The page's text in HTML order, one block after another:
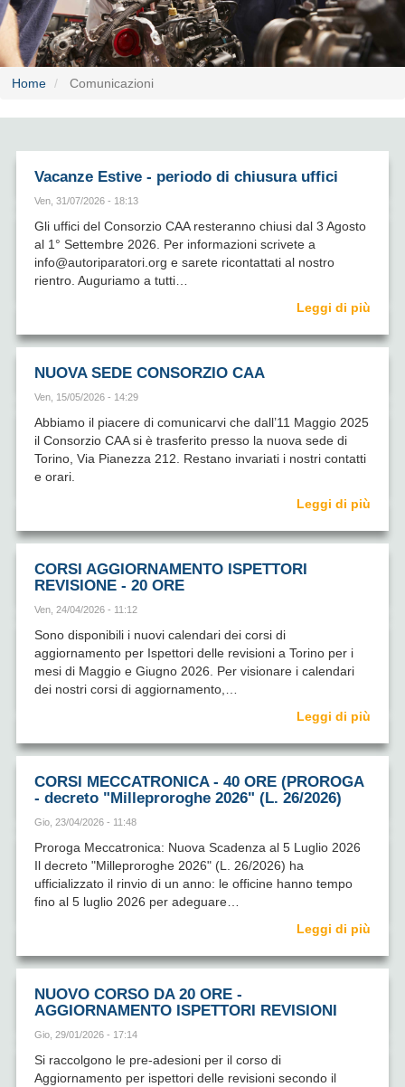
Home Comunicazioni
Vacanze Estive - periodo di chiusura uffici
Ven, 31/07/2026 - 18:13
Gli uffici del Consorzio CAA resteranno chiusi dal 3 Agosto
al 1° Settembre 2026. Per informazioni scrivete a
info@autoriparatori.org e sarete ricontattati al nostro
rientro. Auguriamo a tutti…
Leggi di più
NUOVA SEDE CONSORZIO CAA
Ven, 15/05/2026 - 14:29
Abbiamo il piacere di comunicarvi che dall’11 Maggio 2025
il Consorzio CAA si è trasferito presso la nuova sede di
Torino, Via Pianezza 212. Restano invariati i nostri contatti
e orari.
Leggi di più
CORSI AGGIORNAMENTO ISPETTORI
REVISIONE - 20 ORE
Ven, 24/04/2026 - 11:12
Sono disponibili i nuovi calendari dei corsi di
aggiornamento per Ispettori delle revisioni a Torino per i
mesi di Maggio e Giugno 2026. Per visionare i calendari
dei nostri corsi di aggiornamento,…
Leggi di più
CORSI MECCATRONICA - 40 ORE (PROROGA
- decreto "Milleproroghe 2026" (L. 26/2026)
Gio, 23/04/2026 - 11:48
Proroga Meccatronica: Nuova Scadenza al 5 Luglio 2026
Il decreto "Milleproroghe 2026" (L. 26/2026) ha
ufficializzato il rinvio di un anno: le officine hanno tempo
fino al 5 luglio 2026 per adeguare…
Leggi di più
NUOVO CORSO DA 20 ORE -
AGGIORNAMENTO ISPETTORI REVISIONI
Gio, 29/01/2026 - 17:14
Si raccolgono le pre-adesioni per il corso di
Aggiornamento per ispettori delle revisioni secondo il